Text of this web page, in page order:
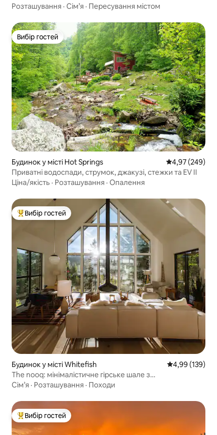
домашніми тваринами, з гідромасажною ванною та
Розташування · Сім’я · Пересування містом
Вибір гостей
Вибір гостей
Будинок у місті Hot Springs Середня
4,97 (249)
Приватні водоспади, струмок, джакузі, стежки та EV II
Ціна/якість · Розташування · Опалення
Топ вибір гостей
Вибір гостей
Будинок у місті Whitefish Середня
4,99 (139)
The nooq: мінімалістичне гірське шале з
гідромасажною ванною
Сім’я · Розташування · Походи
Топ вибір гостей
Вибір гостей